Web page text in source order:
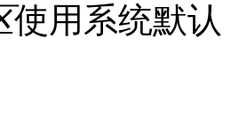
使用系统默认